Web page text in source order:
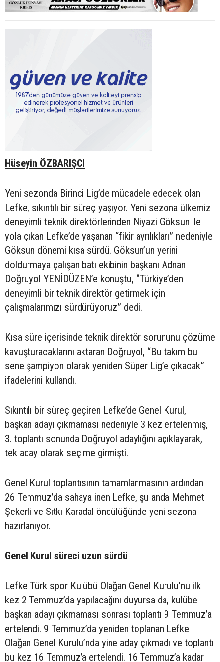
Hüseyin ÖZBARIŞCI
Yeni sezonda Birinci Lig’de mücadele edecek olan
Lefke, sıkıntılı bir süreç yaşıyor. Yeni sezona ülkemiz
deneyimli teknik direktörlerinden Niyazi Göksun ile
yola çıkan Lefke’de yaşanan “fikir ayrılıkları” nedeniyle
Göksun dönemi kısa sürdü. Göksun’un yerini
doldurmaya çalışan batı ekibinin başkanı Adnan
Doğruyol YENİDÜZEN’e konuştu, “Türkiye’den
deneyimli bir teknik direktör getirmek için
çalışmalarımızı sürdürüyoruz” dedi.
Kısa süre içerisinde teknik direktör sorununu çözüme
kavuşturacaklarını aktaran Doğruyol, “Bu takım bu
sene şampiyon olarak yeniden Süper Lig’e çıkacak”
ifadelerini kullandı.
Sıkıntılı bir süreç geçiren Lefke’de Genel Kurul,
başkan adayı çıkmaması nedeniyle 3 kez ertelenmiş,
3. toplantı sonunda Doğruyol adaylığını açıklayarak,
tek aday olarak seçime girmişti.
Genel Kurul toplantısının tamamlanmasının ardından
26 Temmuz’da sahaya inen Lefke, şu anda Mehmet
Şekerli ve Sıtkı Karadal öncülüğünde yeni sezona
hazırlanıyor.
Genel Kurul süreci uzun sürdü
Lefke Türk spor Kulübü Olağan Genel Kurulu’nu ilk
kez 2 Temmuz’da yapılacağını duyursa da, kulübe
başkan adayı çıkmaması sonrası toplantı 9 Temmuz’a
ertelendi. 9 Temmuz’da yeniden toplanan Lefke
Olağan Genel Kurulu’nda yine aday çıkmadı ve toplantı
bu kez 16 Temmuz’a ertelendi. 16 Temmuz’a kadar